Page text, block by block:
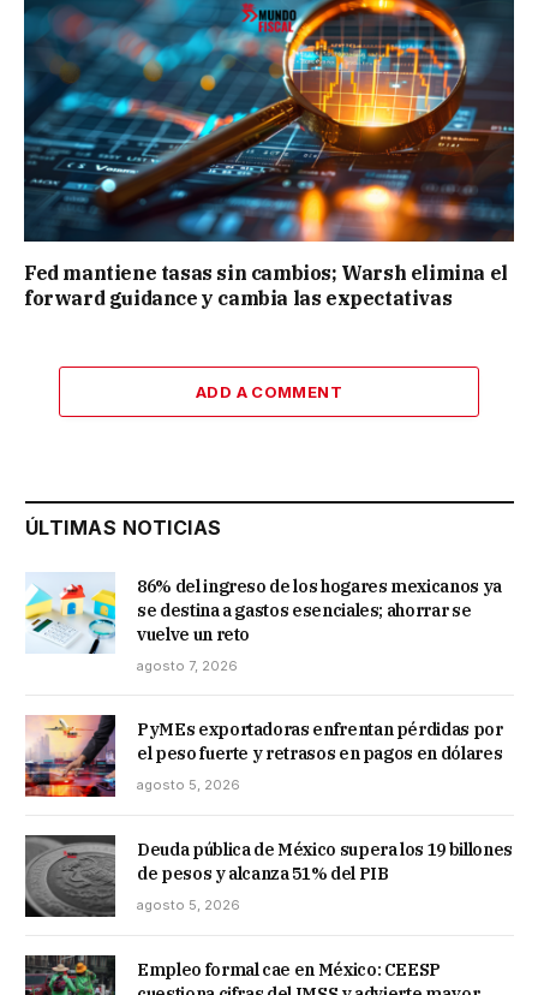
Fed mantiene tasas sin cambios; Warsh elimina el
forward guidance y cambia las expectativas
ADD A COMMENT
ÚLTIMAS NOTICIAS
86% del ingreso de los hogares mexicanos ya
se destina a gastos esenciales; ahorrar se
vuelve un reto
agosto 7, 2026
PyMEs exportadoras enfrentan pérdidas por
el peso fuerte y retrasos en pagos en dólares
agosto 5, 2026
Deuda pública de México supera los 19 billones
de pesos y alcanza 51% del PIB
agosto 5, 2026
Empleo formal cae en México: CEESP